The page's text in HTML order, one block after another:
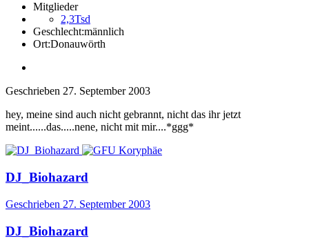
Mitglieder
2,3Tsd
Geschlecht:männlich
Ort:Donauwörth
Geschrieben 27. September 2003
hey, meine sind auch nicht gebrannt, nicht das ihr jetzt
meint......das.....nene, nicht mit mir....*ggg*
DJ_Biohazard
Geschrieben 27. September 2003
DJ_Biohazard